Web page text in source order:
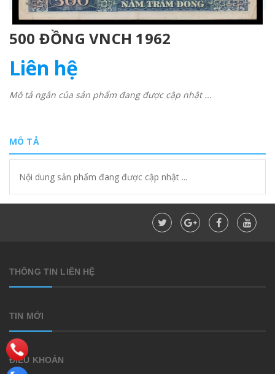
500 ĐỒNG VNCH 1962
Liên hệ
Mô tả ngắn của sản phẩm đang được cập nhật ...
MÔ TẢ
Nội dung sản phẩm đang được cập nhật ...
THÔNG TIN LIÊN HỆ
TIN MỚI
ĐIỀU KHOẢN